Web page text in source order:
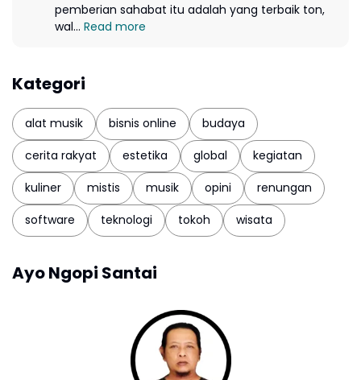
pemberian sahabat itu adalah yang terbaik ton,
wal... Read more
Kategori
alat musik bisnis online
budaya
cerita rakyat
estetika global
kegiatan
kuliner
mistis musik opini
renungan
software
teknologi tokoh wisata
Ayo Ngopi Santai